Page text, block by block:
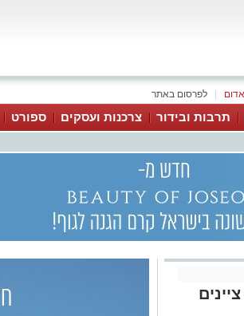
לפרסום באתר
תרבות ובידור צרכנות ועסקים ספורט
ציינים